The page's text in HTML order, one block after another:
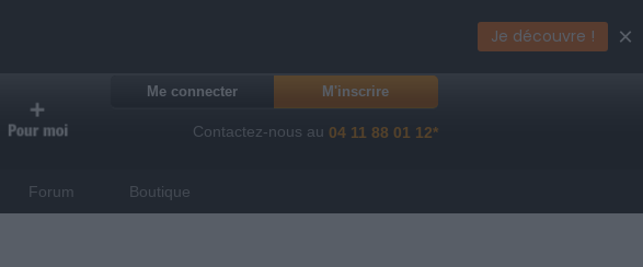
Me connecter M'inscrire
Contactez-nous au 04 11 88 01 12*
Forum Boutique
Je découvre ! ×